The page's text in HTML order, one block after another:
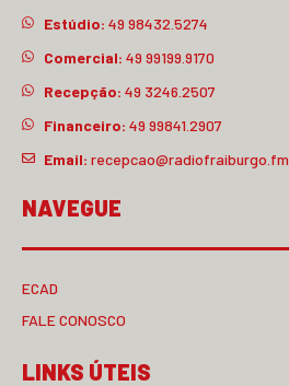
Estúdio: 49 98432.5274
Comercial: 49 99199.9170
Recepção: 49 3246.2507
Financeiro: 49 99841.2907
Email:
NAVEGUE
ECAD
FALE CONOSCO
LINKS ÚTEIS